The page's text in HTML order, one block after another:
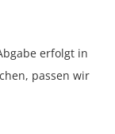
erfolgt in
passen wir